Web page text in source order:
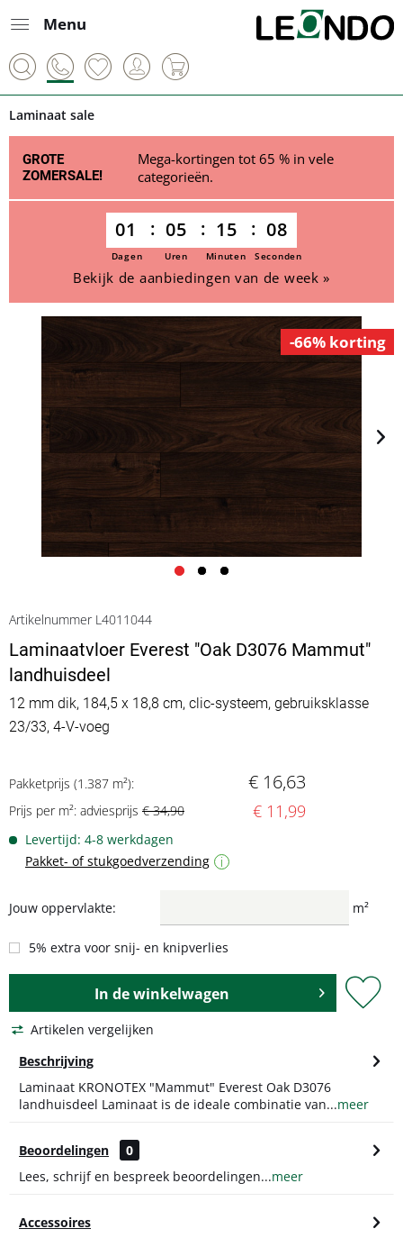
Menu
Laminaat sale
GROTE
ZOMERSALE!
Mega-kortingen tot 65 % in vele
categorieën.
01 05 15 08
Dagen Uren Minuten Seconden
Bekijk de aanbiedingen van de week »
-66% korting
Artikelnummer L4011044
Laminaatvloer Everest "Oak D3076 Mammut"
landhuisdeel
12 mm dik, 184,5 x 18,8 cm, clic-systeem, gebruiksklasse
23/33, 4-V-voeg
Pakketprijs (1.387 m²): € 16,63
Prijs per m²: adviesprijs € 34,90 € 11,99
Levertijd: 4-8 werkdagen
Pakket- of stukgoedverzending
i
Jouw oppervlakte: m²
5% extra voor snij- en knipverlies
In dewinkelwagen
Artikelen vergelijken
Beschrijving
Laminaat KRONOTEX "Mammut" Everest Oak D3076
landhuisdeel Laminaat is de ideale combinatie van...meer
Beoordelingen
0
Lees, schrijf en bespreek beoordelingen...meer
Accessoires